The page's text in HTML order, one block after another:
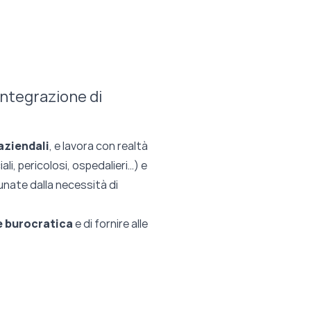
di
, e lavora con realtà
pericolosi, ospedalieri…) e
dalla necessità di
burocraticae di fornire alle